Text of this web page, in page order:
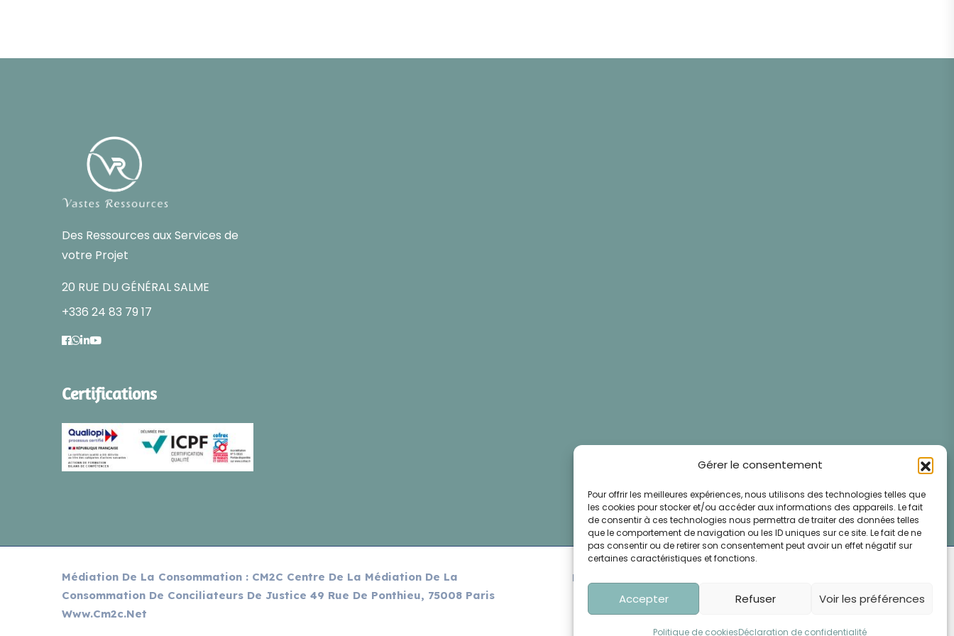
Gérer le consentement
Pour offrir les meilleures expériences, nous utilisons des technologies telles que
les cookies pour stocker et/ou accéder aux informations des appareils. Le fait
de consentir à ces technologies nous permettra de traiter des données telles
que le comportement de navigation ou les ID uniques sur ce site. Le fait de ne
pas consentir ou de retirer son consentement peut avoir un effet négatif sur
certaines caractéristiques et fonctions.
Accepter Refuser Voir les préférences
Politique de cookiesDéclaration de confidentialité
Des Ressources aux Services de
votre Projet
20 RUE DU GÉNÉRAL SALME
+336 24 83 79 17
Certifications
Médiation De La Consommation : CM2C Centre De La Médiation De La
Consommation De Conciliateurs De Justice 49 Rue De Ponthieu, 75008 Paris
Www.cm2c.net
Politique de Confidentialités
Conditions Générales d'Utilisation
Mentions Légales